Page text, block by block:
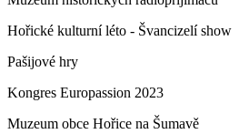
Hořické kulturní léto - Švancizelí show
Pašijové hry
Kongres Europassion 2023
Muzeum obce Hořice na Šumavě